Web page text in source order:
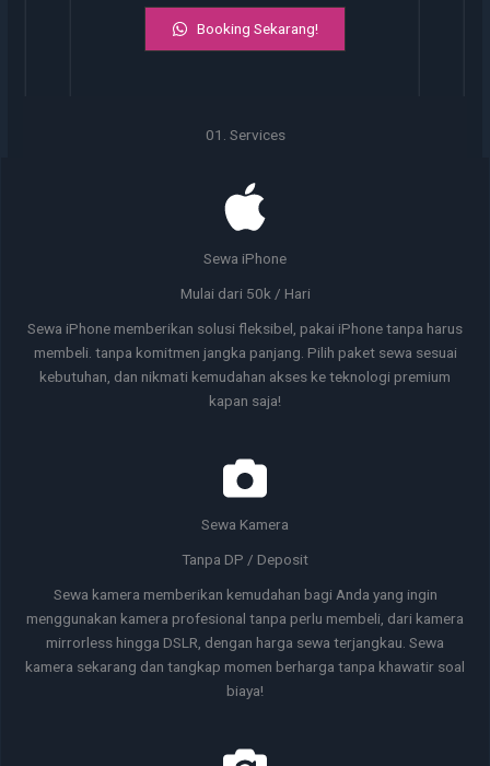
Booking Sekarang!
01. Services
Sewa iPhone
Mulai dari 50k / Hari
Sewa iPhone memberikan solusi fleksibel, pakai iPhone tanpa harus
membeli. tanpa komitmen jangka panjang. Pilih paket sewa sesuai
kebutuhan, dan nikmati kemudahan akses ke teknologi premium
kapan saja!
Sewa Kamera
Tanpa DP / Deposit
Sewa kamera memberikan kemudahan bagi Anda yang ingin
menggunakan kamera profesional tanpa perlu membeli, dari kamera
mirrorless hingga DSLR, dengan harga sewa terjangkau. Sewa
kamera sekarang dan tangkap momen berharga tanpa khawatir soal
biaya!